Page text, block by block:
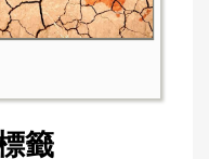
籤